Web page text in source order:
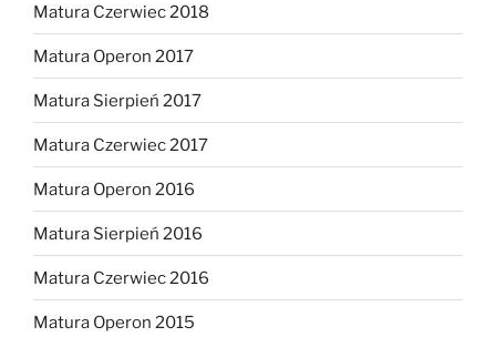
Matura Czerwiec 2018
Matura Operon 2017
Matura Sierpień 2017
Matura Czerwiec 2017
Matura Operon 2016
Matura Sierpień 2016
Matura Czerwiec 2016
Matura Operon 2015